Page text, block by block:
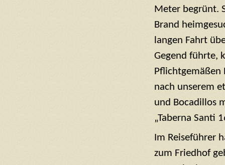
Meter begrünt.
Brand
langen Fahrt
Gegend führte,
Pflichtgemäßen
nach unserem
und Bocadillos
„Taberna Santi
Im Reiseführer
zum Friedhof